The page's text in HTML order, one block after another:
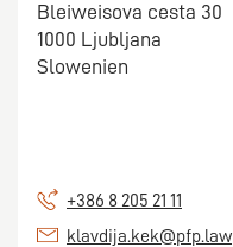
Bleiweisova cesta 30
1000 Ljubljana
Slowenien
+386 8 205 21 11
klavdija.kek@pfp.law